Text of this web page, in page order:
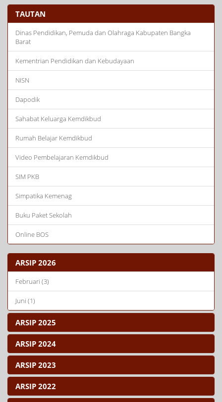
TAUTAN
Dinas Pendidikan, Pemuda dan Olahraga Kabupaten Bangka
Barat
Kementrian Pendidikan dan Kebudayaan
NISN
Dapodik
Sahabat Keluarga Kemdikbud
Rumah Belajar Kemdikbud
Video Pembelajaran Kemdikbud
SIM PKB
Simpatika Kemenag
Buku Paket Sekolah
Online BOS
ARSIP 2026
Februari (3)
Juni (1)
ARSIP 2025
ARSIP 2024
ARSIP 2023
ARSIP 2022